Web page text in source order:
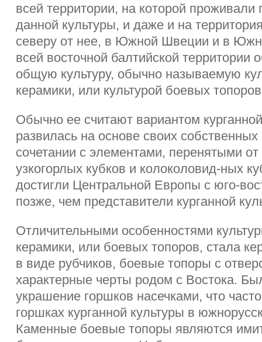
всей территории, на которой проживали
данной культуры, и даже и на
северу от нее, в Южной Швеции и в
всей восточной балтийской территории
общую культуру, обычно называемую
керамики, или культурой боевых
Обычно ее считают вариантом
развилась на основе своих
сочетании с элементами, перенятыми от
узкогорлых кубков и колоколовид-ных
достигли Центральной Европы с юго-
позже, чем представители курганной
Отличительными особенностями
керамики, или боевых топоров, стала
в виде рубчиков, боевые топоры с
характерные черты родом с Востока.
украшение горшков насечками, что
горшках курганной культуры в
Каменные боевые топоры являются